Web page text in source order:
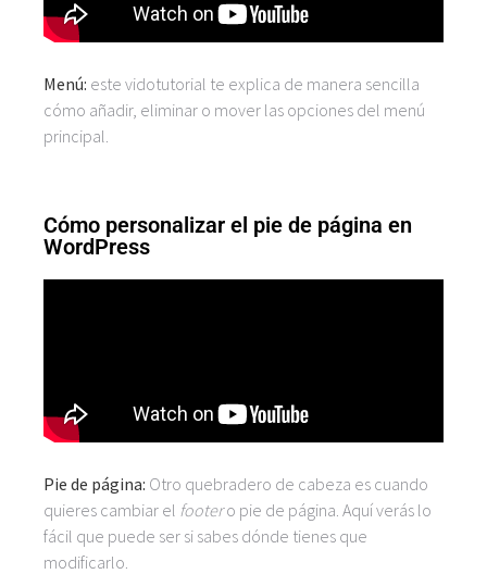
Menú: este vidotutorial te explica de manera sencilla
cómo añadir, eliminar o mover las opciones del menú
principal.
Cómo personalizar el pie de página en
WordPress
Pie de página: Otro quebradero de cabeza es cuando
quieres cambiar el footero pie de página. Aquí verás lo
fácil que puede ser si sabes dónde tienes que
modificarlo.